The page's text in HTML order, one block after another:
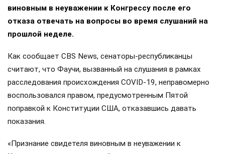
виновным в неуважении к Конгрессу после его
отказа отвечать на вопросы во время слушаний на
прошлой неделе.
Как сообщает CBS News, сенаторы-республиканцы
считают, что Фаучи, вызванный на слушания в рамках
расследования происхождения COVID-19, неправомерно
воспользовался правом, предусмотренным Пятой
поправкой к Конституции США, отказавшись давать
показания.
«Признание свидетеля виновным в неуважении к